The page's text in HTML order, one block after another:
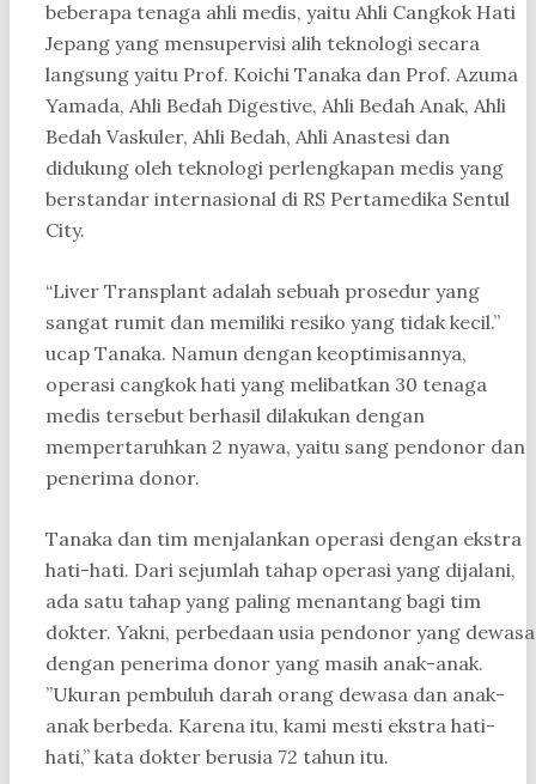
beberapa tenaga ahli medis, yaitu Ahli Cangkok Hati
Jepang yang mensupervisi alih teknologi secara
langsung yaitu Prof. Koichi Tanaka dan Prof. Azuma
Yamada, Ahli Bedah Digestive, Ahli Bedah Anak, Ahli
Bedah Vaskuler, Ahli Bedah, Ahli Anastesi dan
didukung oleh teknologi perlengkapan medis yang
berstandar internasional di RS Pertamedika Sentul
City.
“Liver Transplant adalah sebuah prosedur yang
sangat rumit dan memiliki resiko yang tidak kecil.”
ucap Tanaka. Namun dengan keoptimisannya,
operasi cangkok hati yang melibatkan 30 tenaga
medis tersebut berhasil dilakukan dengan
mempertaruhkan 2 nyawa, yaitu sang pendonor dan
penerima donor.
Tanaka dan tim menjalankan operasi dengan ekstra
hati-hati. Dari sejumlah tahap operasi yang dijalani,
ada satu tahap yang paling menantang bagi tim
dokter. Yakni, perbedaan usia pendonor yang dewasa
dengan penerima donor yang masih anak-anak.
”Ukuran pembuluh darah orang dewasa dan anak-
anak berbeda. Karena itu, kami mesti ekstra hati-
hati,” kata dokter berusia 72 tahun itu.